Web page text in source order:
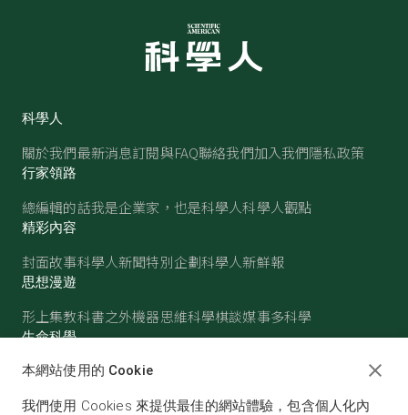
科學人
關於我們最新消息訂閱與FAQ聯絡我們加入我們隱私政策
行家領路
總編輯的話我是企業家，也是科學人科學人觀點
精彩內容
封面故事科學人新聞特別企劃科學人新鮮報
思想漫遊
形上集教科書之外機器思維科學棋談媒事多科學
生命科學
醫學古生物心理學生態學
本網站使用的 Cookie
我們使用 Cookies 來提供最佳的網站體驗，包含個人化內